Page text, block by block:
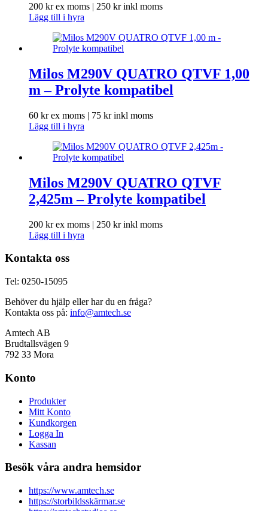
200 krex moms | 250 krinkl moms
Lägg till i hyra
Milos M290V QUATRO QTVF 1,00
m – Prolyte kompatibel
60 krex moms | 75 krinkl moms
Lägg till i hyra
Milos M290V QUATRO QTVF
2,425m – Prolyte kompatibel
200 krex moms | 250 krinkl moms
Lägg till i hyra
Kontakta oss
Tel: 0250-15095
Behöver du hjälp eller har du en fråga?
Kontakta oss på: info@amtech.se
Amtech AB
Brudtallsvägen 9
792 33 Mora
Konto
Produkter
Mitt Konto
Kundkorgen
Logga In
Kassan
Besök våra andra hemsidor
https://www.amtech.se
https://storbildsskärmar.se